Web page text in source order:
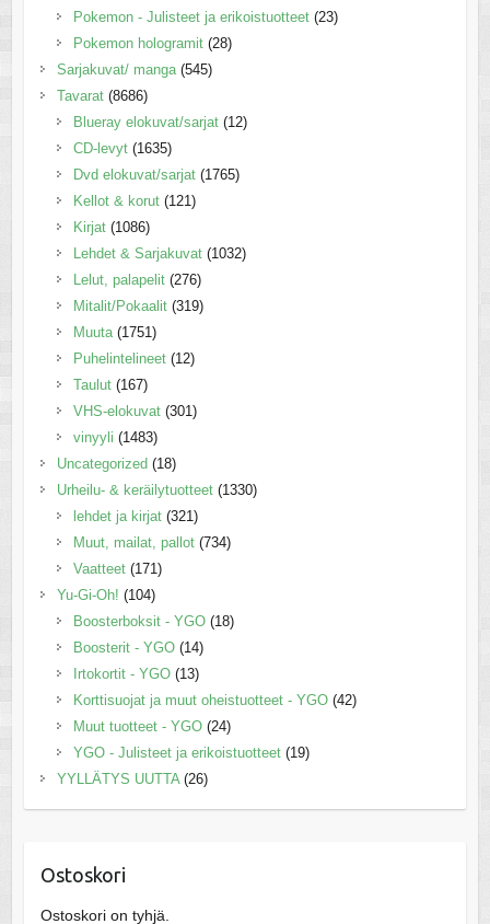
Pokemon - Julisteet ja erikoistuotteet (23)
Pokemon hologramit (28)
Sarjakuvat/ manga (545)
Tavarat (8686)
Blueray elokuvat/sarjat (12)
CD-levyt (1635)
Dvd elokuvat/sarjat (1765)
Kellot & korut (121)
Kirjat (1086)
Lehdet & Sarjakuvat (1032)
Lelut, palapelit (276)
Mitalit/Pokaalit (319)
Muuta (1751)
Puhelintelineet (12)
Taulut (167)
VHS-elokuvat (301)
vinyyli (1483)
Uncategorized (18)
Urheilu- & keräilytuotteet (1330)
lehdet ja kirjat (321)
Muut, mailat, pallot (734)
Vaatteet (171)
Yu-Gi-Oh! (104)
Boosterboksit - YGO (18)
Boosterit - YGO (14)
Irtokortit - YGO (13)
Korttisuojat ja muut oheistuotteet - YGO (42)
Muut tuotteet - YGO (24)
YGO - Julisteet ja erikoistuotteet (19)
YYLLÄTYS UUTTA (26)
Ostoskori
Ostoskori on tyhjä.